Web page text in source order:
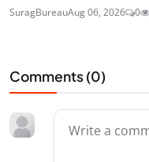
SuragBureauAug 06, 2026 0
Comments (0)